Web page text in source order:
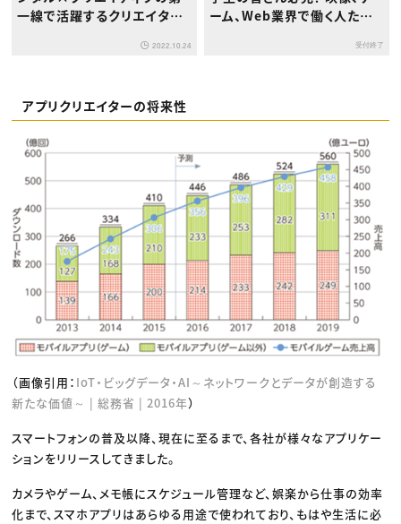
一線で活躍するクリエイター
2022.10.24
ーム、Web業界で働く人たち
受付終了
アプリクリエイターの将来性
（画像引用： IoT・ビッグデータ・AI～ネットワークとデータが創造する
新たな価値～ | 総務省 | 2016年）
スマートフォンの普及以降、現在に至るまで、各社が様々なアプリケー
ションをリリースしてきました。
カメラやゲーム、メモ帳にスケジュール管理など、娯楽から仕事の効率
化まで、スマホアプリはあらゆる用途で使われており、もはや生活に必